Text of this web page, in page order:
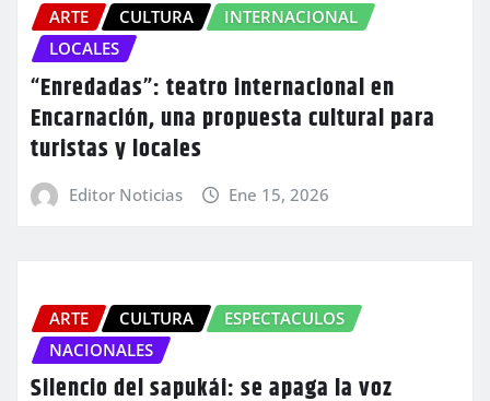
ARTE CULTURA
INTERNACIONAL
LOCALES
“Enredadas”: teatro internacional en
Encarnación, una propuesta cultural para
turistas y locales
Editor Noticias Ene 15, 2026
ARTE CULTURA
ESPECTACULOS
NACIONALES
Silencio del sapukái: se apaga la voz